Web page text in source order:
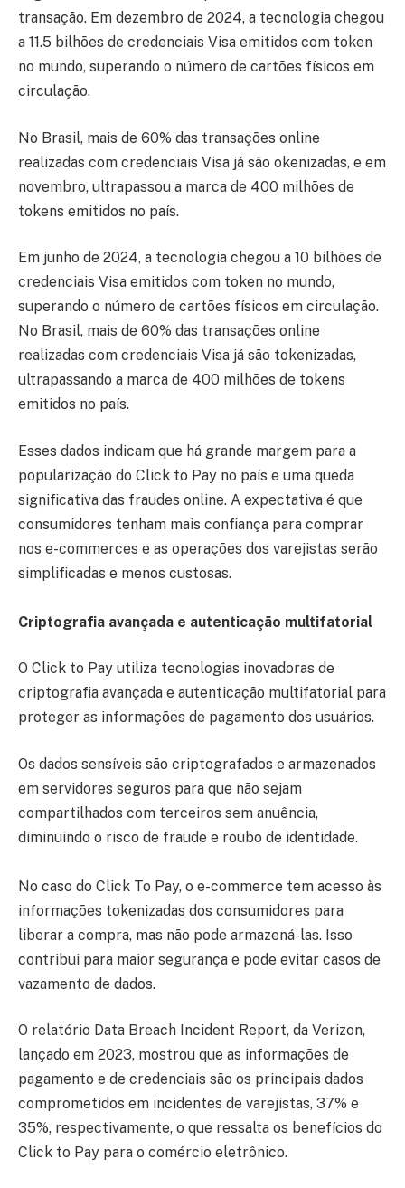
transação. Em dezembro de 2024, a tecnologia chegou
a 11.5 bilhões de credenciais Visa emitidos com token
no mundo, superando o número de cartões físicos em
circulação.
No Brasil, mais de 60% das transações online
realizadas com credenciais Visa já são okenizadas, e em
novembro, ultrapassou a marca de 400 milhões de
tokens emitidos no país.
Em junho de 2024, a tecnologia chegou a 10 bilhões de
credenciais Visa emitidos com token no mundo,
superando o número de cartões físicos em circulação.
No Brasil, mais de 60% das transações online
realizadas com credenciais Visa já são tokenizadas,
ultrapassando a marca de 400 milhões de tokens
emitidos no país.
Esses dados indicam que há grande margem para a
popularização do Click to Pay no país e uma queda
significativa das fraudes online. A expectativa é que
consumidores tenham mais confiança para comprar
nos e-commerces e as operações dos varejistas serão
simplificadas e menos custosas.
Criptografia avançada e autenticação multifatorial
O Click to Pay utiliza tecnologias inovadoras de
criptografia avançada e autenticação multifatorial para
proteger as informações de pagamento dos usuários.
Os dados sensíveis são criptografados e armazenados
em servidores seguros para que não sejam
compartilhados com terceiros sem anuência,
diminuindo o risco de fraude e roubo de identidade.
No caso do Click To Pay, o e-commerce tem acesso às
informações tokenizadas dos consumidores para
liberar a compra, mas não pode armazená-las. Isso
contribui para maior segurança e pode evitar casos de
vazamento de dados.
O relatório Data Breach Incident Report, da Verizon,
lançado em 2023, mostrou que as informações de
pagamento e de credenciais são os principais dados
comprometidos em incidentes de varejistas, 37% e
35%, respectivamente, o que ressalta os benefícios do
Click to Pay para o comércio eletrônico.